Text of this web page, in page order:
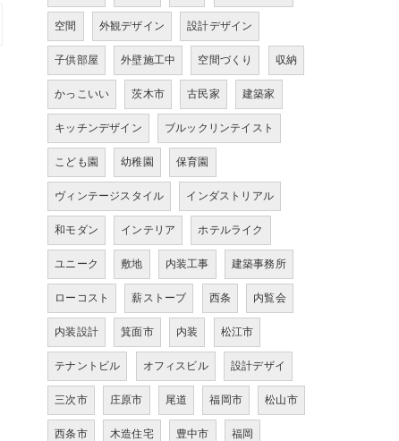
空間 外観デザイン 設計デザイン
子供部屋 外壁施工中 空間づくり 収納
かっこいい 茨木市 古民家 建築家
キッチンデザイン ブルックリンテイスト
こども園 幼稚園 保育園
ヴィンテージスタイル インダストリアル
和モダン インテリア ホテルライク
ユニーク 敷地 内装工事 建築事務所
ローコスト 薪ストーブ 西条 内覧会
内装設計 箕面市 内装 松江市
テナントビル オフィスビル 設計デザイ
三次市 庄原市 尾道 福岡市 松山市
西条市 木造住宅 豊中市 福岡